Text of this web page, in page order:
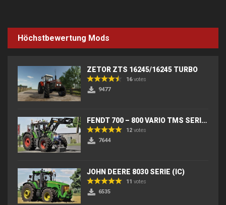
Höchstbewertung Mods
ZETOR ZTS 16245/16245 TURBO
16votes
9477
FENDT 700 – 800 VARIO TMS SERIES (IC) V2
12 votes
7644
JOHN DEERE 8030 SERIE (IC)
11 votes
6535